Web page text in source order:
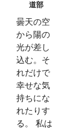
道部
曇天の空
から陽の
光が差し
込む。そ
れだけで
幸せな気
持ちにな
れたりす
る。 私は